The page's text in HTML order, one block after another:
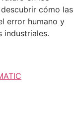
cómo las
error humano y
industriales.